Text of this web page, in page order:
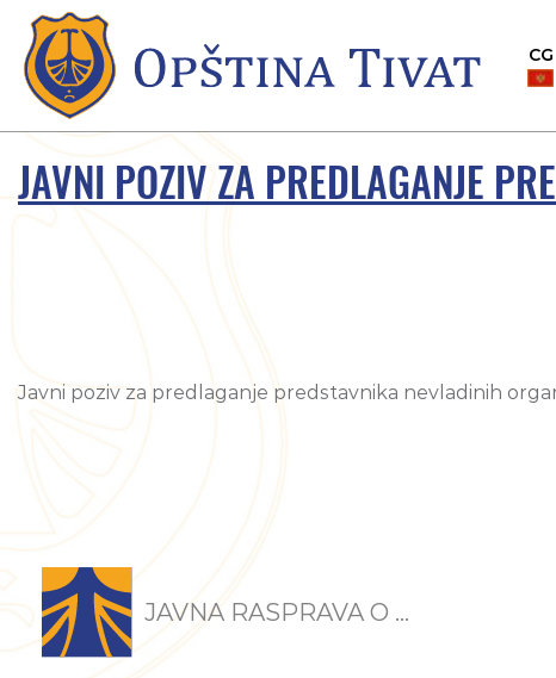
CG
JAVNI POZIV ZA PREDLAGANJE
Javni poziv za predlaganje predstavnika nevladinih
JAVNA RASPRAVA O ...